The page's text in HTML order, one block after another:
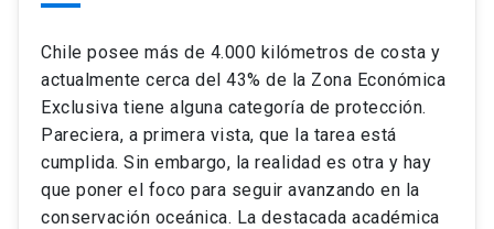
Chile posee más de 4.000 kilómetros de costa y
actualmente cerca del 43% de la Zona Económica
Exclusiva tiene alguna categoría de protección.
Pareciera, a primera vista, que la tarea está
cumplida. Sin embargo, la realidad es otra y hay
que poner el foco para seguir avanzando en la
conservación oceánica. La destacada académica